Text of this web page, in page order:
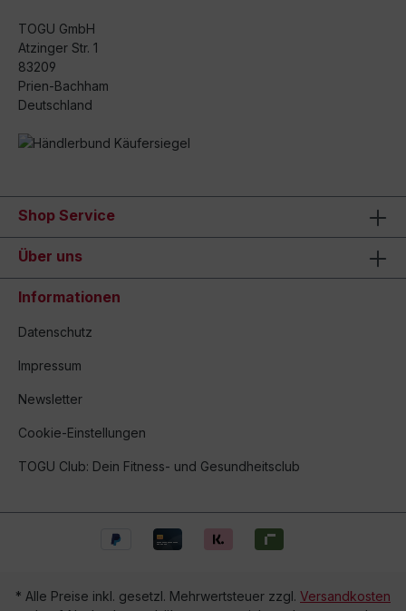
TOGU GmbH
Atzinger Str. 1
83209
Prien-Bachham
Deutschland
Shop Service
Über uns
Informationen
Datenschutz
Impressum
Newsletter
Cookie-Einstellungen
TOGU Club: Dein Fitness- und Gesundheitsclub
* Alle Preise inkl. gesetzl. Mehrwertsteuer zzgl. Versandkosten